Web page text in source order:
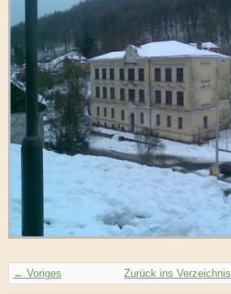
← Voriges Zurück ins Verzeichnis